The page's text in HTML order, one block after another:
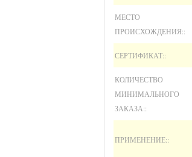
МЕСТО
ПРОИСХОЖДЕНИЯ::
СЕРТИФИКАТ::
КОЛИЧЕСТВО
МИНИМАЛЬНОГО
ЗАКАЗА::
ПРИМЕНЕНИЕ::